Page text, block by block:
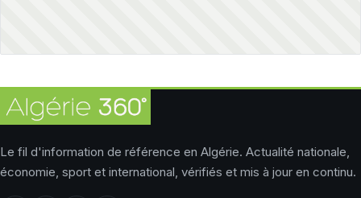
Le fil d'information de référence en Algérie. Actualité nationale,
économie, sport et international, vérifiés et mis à jour en continu.